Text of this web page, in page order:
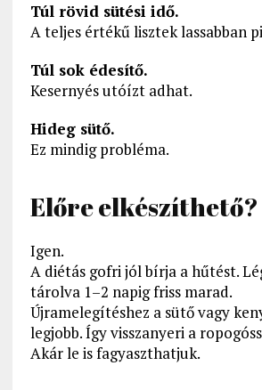
Túl rövid sütési idő.
A teljes értékű lisztek lassabban
Túl sok édesítő.
Kesernyés utóízt adhat.
Hideg sütő.
Ez mindig probléma.
Előre elkészíthető?
Igen.
A diétás gofri jól bírja a hűtést.
tárolva 1–2 napig friss marad.
Újramelegítéshez a sütő vagy
legjobb. Így visszanyeri a
Akár le is fagyaszthatjuk.